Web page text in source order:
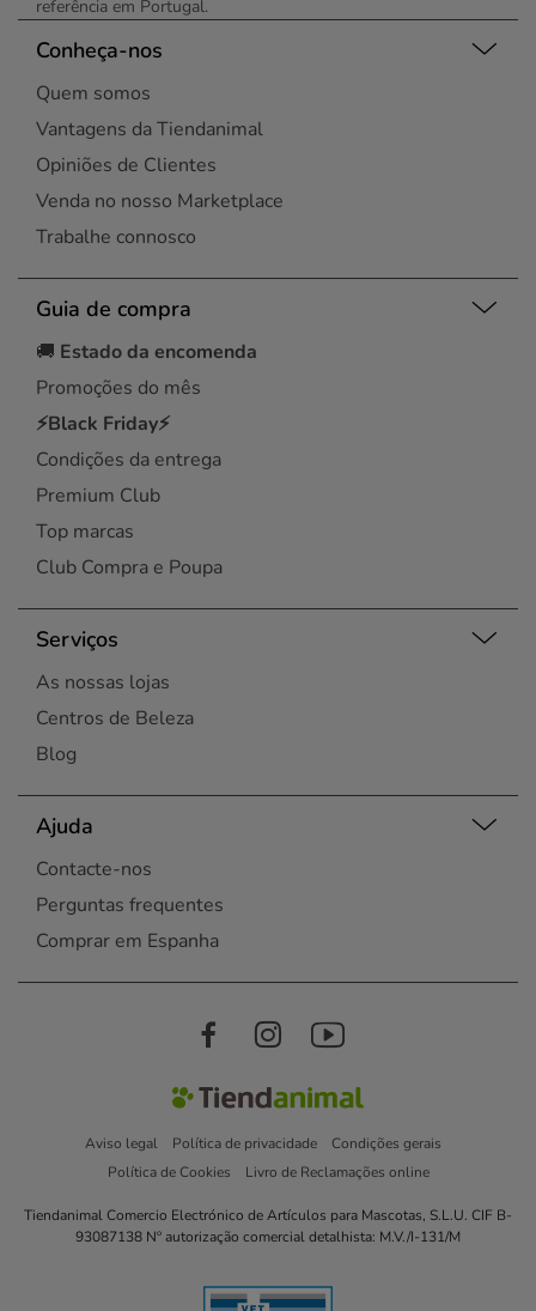
referência em Portugal.
Conheça-nos
Quem somos
Vantagens da Tiendanimal
Opiniões de Clientes
Venda no nosso Marketplace
Trabalhe connosco
Guia de compra
🚚 Estado da encomenda
Promoções do mês
⚡Black Friday⚡
Condições da entrega
Premium Club
Top marcas
Club Compra e Poupa
Serviços
As nossas lojas
Centros de Beleza
Blog
Ajuda
Contacte-nos
Perguntas frequentes
Comprar em Espanha
Aviso legal Política de privacidade
Condições gerais
Política de Cookies
Livro de Reclamações online
Tiendanimal Comercio Electrónico de Artículos para Mascotas, S.L.U. CIF B-
93087138 Nº autorização comercial detalhista: M.V./I-131/M